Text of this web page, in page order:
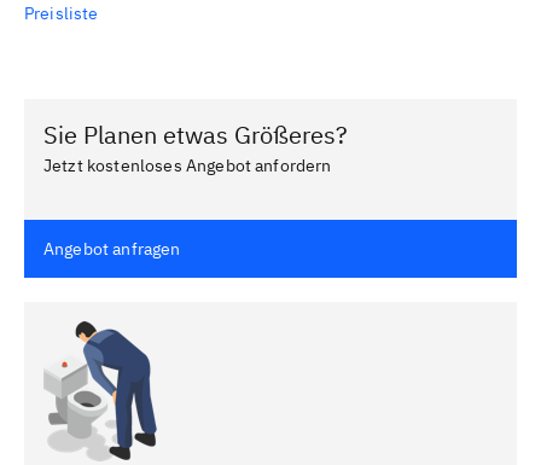
Preisliste
Sie Planen etwas Größeres?
Jetzt kostenloses Angebot anfordern
Angebot anfragen